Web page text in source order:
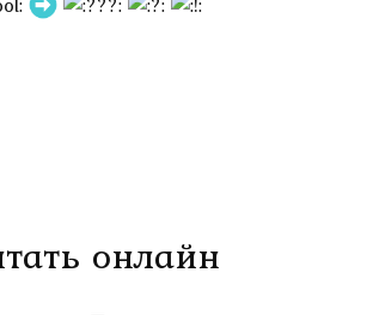
онлайн